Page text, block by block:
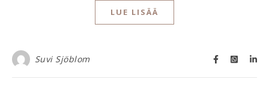
LUE LISÄÄ
Suvi Sjöblom